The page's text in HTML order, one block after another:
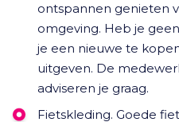
ontspannen genieten
omgeving. Heb je
je een nieuwe te
uitgeven. De
adviseren je graag.
Fietskleding. Goede